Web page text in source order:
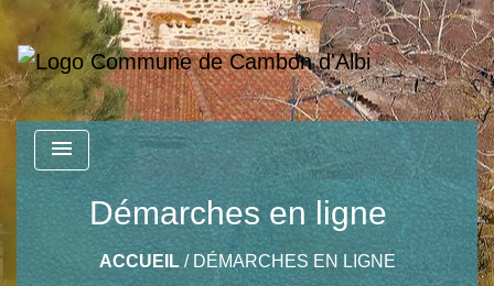
menu
Démarches en ligne
ACCUEIL/ DÉMARCHES EN LIGNE